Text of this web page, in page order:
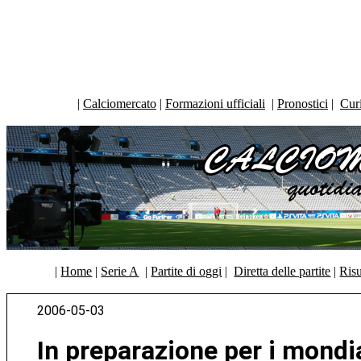
| Calciomercato | Formazioni ufficiali | Pronostici |
|Home | Serie A |Partite di oggi |Diretta delle partite |
2006-05-03
In preparazione per i